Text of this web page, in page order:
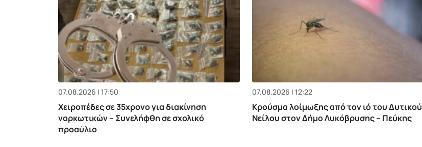
07.08.2026 | 17:50
Χειροπέδες σε 35χρονο για διακίνηση
ναρκωτικών – Συνελήφθη σε σχολικό
προαύλιο
07.08.2026 | 12:22
Κρούσμα λοίμωξης από τον ιό του Δυτικού
Νείλου στον Δήμο Λυκόβρυσης – Πεύκης